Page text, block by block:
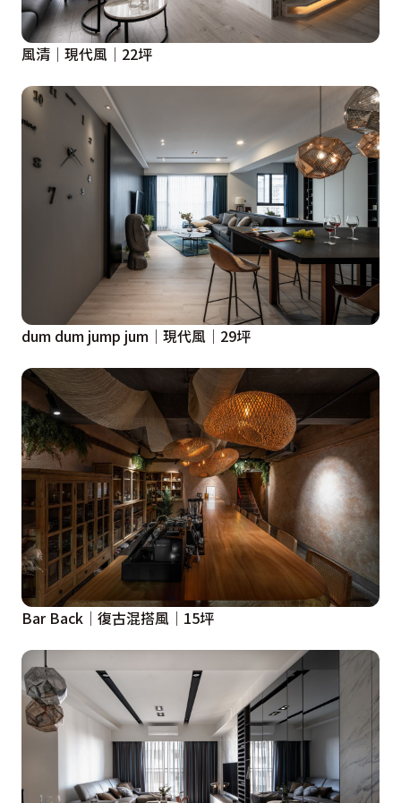
風清│現代風│22坪
dum dum jump jum│現代風│29坪
Bar Back│復古混搭風│15坪